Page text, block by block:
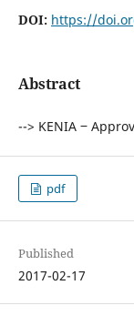
DOI: https://
Abstract
--> KENIA ‒
pdf
Published
2017-02-17